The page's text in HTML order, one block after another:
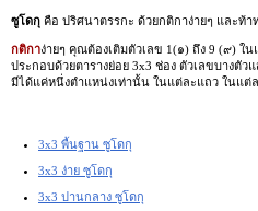
ซูโดกุ คือ ปริศนาตรรกะ ด้วยกติกาง่ายๆ และท้า
กติกาง่ายๆ คุณต้องเติมตัวเลข 1(๑) ถึง 9 (๙) ใ
ประกอบด้วยตารางย่อย 3x3 ช่อง ตัวเลขบางตัว
มีได้แค่หนึ่งตำแหน่งเท่านั้น ในแต่ละแถว ในแต่
3x3 พื้นฐาน ซูโดกุ
3x3 ง่าย ซูโดกุ
3x3 ปานกลาง ซูโดกุ